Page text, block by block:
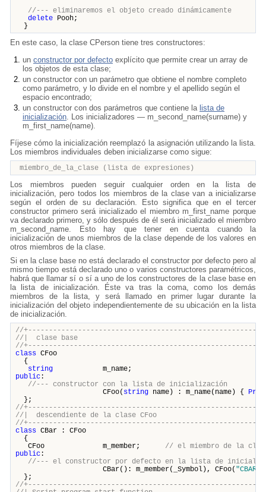
//--- eliminaremos el objeto creado dinámicamente
delete Pooh;
}
En este caso, la clase CPerson tiene tres constructores:
un constructor por defecto explícito que permite crear un array de
los objetos de esta clase;
un constructor con un parámetro que obtiene el nombre completo
como parámetro, y lo divide en el nombre y el apellido según el
espacio encontrado;
un constructor con dos parámetros que contiene la lista de
inicialización . Los inicializadores — m_second_name(surname) y
m_first_name(name).
Fíjese cómo la inicialización reemplazó la asignación utilizando la lista.
Los miembros individuales deben inicializarse como sigue:
miembro_de_la_clase (lista de expresiones)
Los miembros pueden seguir cualquier orden en la lista de
inicialización, pero todos los miembros de la clase van a inicializarse
según el orden de su declaración. Esto significa que en el tercer
constructor primero será inicializado el miembro m_first_name porque
va declarado primero, y sólo después de él será inicializado el miembro
m_second_name. Esto hay que tener en cuenta cuando la
inicialización de unos miembros de la clase depende de los valores en
otros miembros de la clase.
Si en la clase base no está declarado el constructor por defecto pero al
mismo tiempo está declarado uno o varios constructores paramétricos,
habrá que llamar sí o sí a uno de los constructores de la clase base en
la lista de inicialización. Éste va tras la coma, como los demás
miembros de la lista, y será llamado en primer lugar durante la
inicialización del objeto independientemente de su ubicación en la lista
de inicialización.
//
//| clase
//
class CFoo
{
string m_name;
public:
//--- constructor con la lista de inicialización
CFoo( string name) : m_name(name) {
};
//
//| descendiente de la
//
class CBar : CFoo
{
CFoo m_member; // el miembro de la
public:
//--- el constructor por defecto en la lista de
CBar(): m_member(_Symbol), CFoo( "CBAR"
};
//